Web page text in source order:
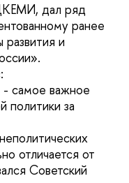
дал ряд
ранее
и
- самое важное
политики за
отличается от
Советский